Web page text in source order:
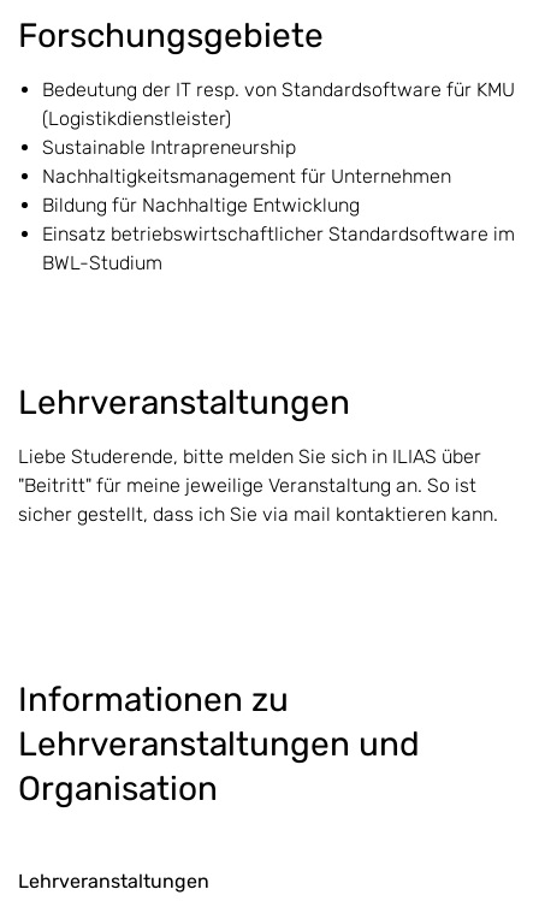
Forschungsgebiete
Bedeutung der IT resp. von Standardsoftware für KMU
(Logistikdienstleister)
Sustainable Intrapreneurship
Nachhaltigkeitsmanagement für Unternehmen
Bildung für Nachhaltige Entwicklung
Einsatz betriebswirtschaftlicher Standardsoftware im
BWL-Studium
Lehrveranstaltungen
Liebe Studerende, bitte melden Sie sich in ILIAS über
"Beitritt" für meine jeweilige Veranstaltung an. So ist
sicher gestellt, dass ich Sie via mail kontaktieren kann.
Informationen zu
Lehrveranstaltungen und
Organisation
Lehrveranstaltungen